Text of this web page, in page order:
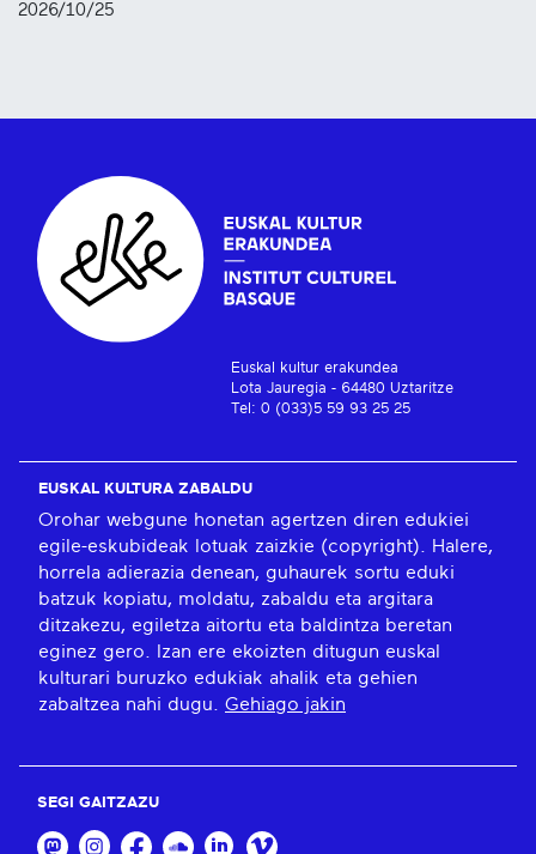
2026/10/25
Euskal kultur erakundea
Lota Jauregia - 64480 Uztaritze
Tel: 0 (033)5 59 93 25 25
EUSKAL KULTURA ZABALDU
Orohar webgune honetan agertzen diren edukiei
egile-eskubideak lotuak zaizkie (copyright). Halere,
horrela adierazia denean, guhaurek sortu eduki
batzuk kopiatu, moldatu, zabaldu eta argitara
ditzakezu, egiletza aitortu eta baldintza beretan
eginez gero. Izan ere ekoizten ditugun euskal
kulturari buruzko edukiak ahalik eta gehien
zabaltzea nahi dugu. Gehiago jakin
SEGI GAITZAZU